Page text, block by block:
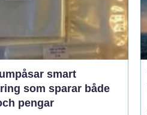
smart
som sparar både
pengar